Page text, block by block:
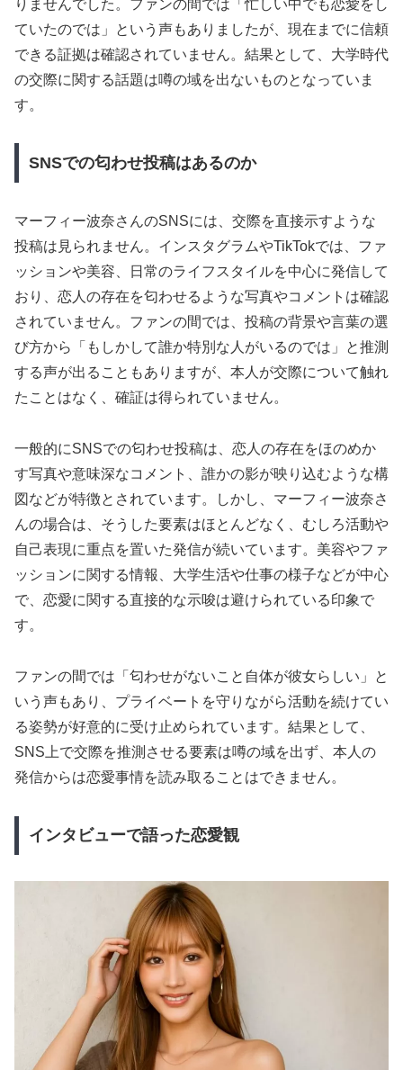
りませんでした。ファンの間では「忙しい中でも恋愛をし
ていたのでは」という声もありましたが、現在までに信頼
できる証拠は確認されていません。結果として、大学時代
の交際に関する話題は噂の域を出ないものとなっていま
す。
SNSでの匂わせ投稿はあるのか
マーフィー波奈さんのSNSには、交際を直接示すような
投稿は見られません。インスタグラムやTikTokでは、ファ
ッションや美容、日常のライフスタイルを中心に発信して
おり、恋人の存在を匂わせるような写真やコメントは確認
されていません。ファンの間では、投稿の背景や言葉の選
び方から「もしかして誰か特別な人がいるのでは」と推測
する声が出ることもありますが、本人が交際について触れ
たことはなく、確証は得られていません。
一般的にSNSでの匂わせ投稿は、恋人の存在をほのめか
す写真や意味深なコメント、誰かの影が映り込むような構
図などが特徴とされています。しかし、マーフィー波奈さ
んの場合は、そうした要素はほとんどなく、むしろ活動や
自己表現に重点を置いた発信が続いています。美容やファ
ッションに関する情報、大学生活や仕事の様子などが中心
で、恋愛に関する直接的な示唆は避けられている印象で
す。
ファンの間では「匂わせがないこと自体が彼女らしい」と
いう声もあり、プライベートを守りながら活動を続けてい
る姿勢が好意的に受け止められています。結果として、
SNS上で交際を推測させる要素は噂の域を出ず、本人の
発信からは恋愛事情を読み取ることはできません。
インタビューで語った恋愛観